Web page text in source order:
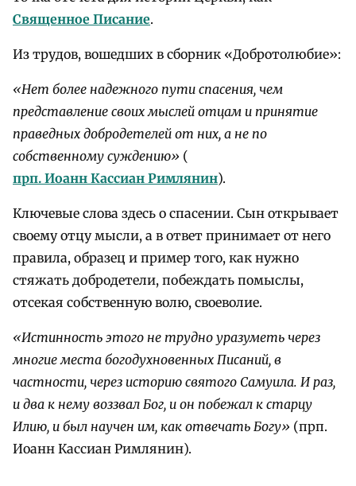
Священное Писание.
Из трудов, вошедших в сборник «Добротолюбие»:
«Нет более надежного пути спасения, чем
представление своих мыслей отцам и принятие
праведных добродетелей от них, а не по
собственному суждению» (
прп. Иоанн Кассиан Римлянин).
Ключевые слова здесь о спасении. Сын открывает
своему отцу мысли, а в ответ принимает от него
правила, образец и пример того, как нужно
стяжать добродетели, побеждать помыслы,
отсекая собственную волю, своеволие.
«Истинность этого не трудно уразуметь через
многие места богодухновенных Писаний, в
частности, через историю святого Самуила. И раз,
и два к нему воззвал Бог, и он побежал к старцу
Илию, и был научен им, как отвечать Богу» (прп.
Иоанн Кассиан Римлянин).